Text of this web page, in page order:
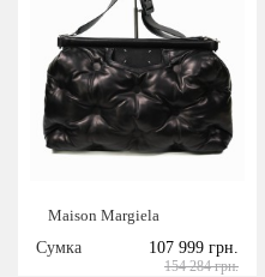
Maison Margiela
Сумка
107 999 грн.
154 284 грн.